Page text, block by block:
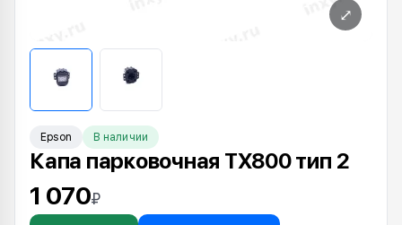
⤢
Epson В наличии
Капа парковочная TX800 тип 2
1 070₽